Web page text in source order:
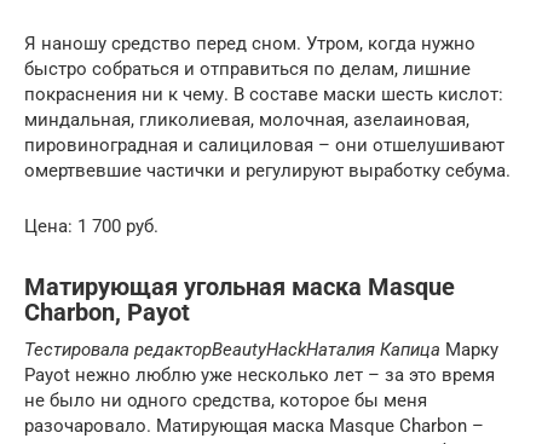
Я наношу средство перед сном. Утром, когда нужно
быстро собраться и отправиться по делам, лишние
покраснения ни к чему. В составе маски шесть кислот:
миндальная, гликолиевая, молочная, азелаиновая,
пировиноградная и салициловая – они отшелушивают
омертвевшие частички и регулируют выработку себума.
Цена: 1 700 руб.
Матирующая угольная маска Masque
Charbon, Payot
Тестировала редакторBeautyHackНаталия Капица Марку
Payot нежно люблю уже несколько лет – за это время
не было ни одного средства, которое бы меня
разочаровало. Матирующая маска Masque Charbon –